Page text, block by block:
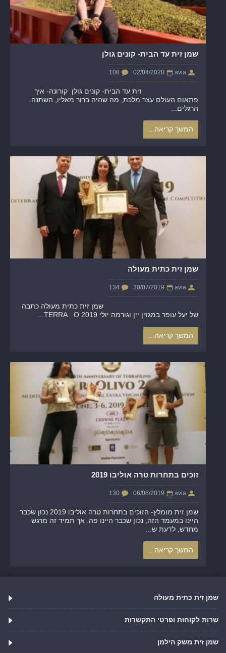
שמן זית עד הבית- קונים גולן
02/04/2020
108
זית עד הבית- קונים גולן קורונה- איך
פתאום העולם עצר מלכת, מה שהיה ברור מאליו, השתנה.
הרגלים...
שמן זית כתית מעולה
שמן זית כתית מעולה כתבה
של יעל עופר במגזין יין וגורמה יולי 2019 TERRA O...
זוכים בתחרות טרה אוליבו 2019
avia
06/06/2019
130
היינו במעמד הזה, נכון שכבר היינו פה. אך תמיד זה מרגש
מחדש, לדעת ש...
שמן זית כתית מעולה
שרות לקוחות ופרטי התקשרות